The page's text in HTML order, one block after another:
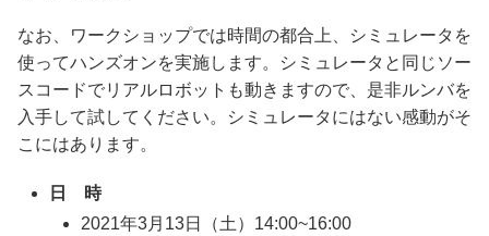
なお、ワークショップでは時間の都合上、シミュレータを
使ってハンズオンを実施します。シミュレータと同じソー
スコードでリアルロボットも動きますので、是非ルンバを
入手して試してください。シミュレータにはない感動がそ
こにはあります。
日 時
2021年3月13日（土）14:00~16:00